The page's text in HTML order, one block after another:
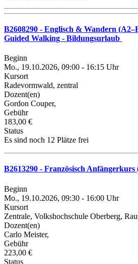
B2608290 - Englisch & Wandern
Guided Walking - Bildungsurlaub
Beginn
Mo., 19.10.2026, 09:00 - 16:15 Uhr
Kursort
Radevormwald, zentral
Dozent(en)
Gordon Couper,
Gebühr
183,00 €
Status
Es sind noch 12 Plätze frei
B2613290 - Französisch
Beginn
Mo., 19.10.2026, 09:30 - 16:00 Uhr
Kursort
Zentrale, Volkshochschule Oberberg,
Dozent(en)
Carlo Meister,
Gebühr
223,00 €
Status